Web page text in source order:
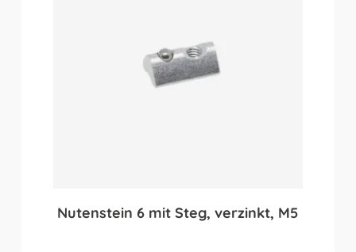
Nutenstein 6 mit Steg, verzinkt, M5